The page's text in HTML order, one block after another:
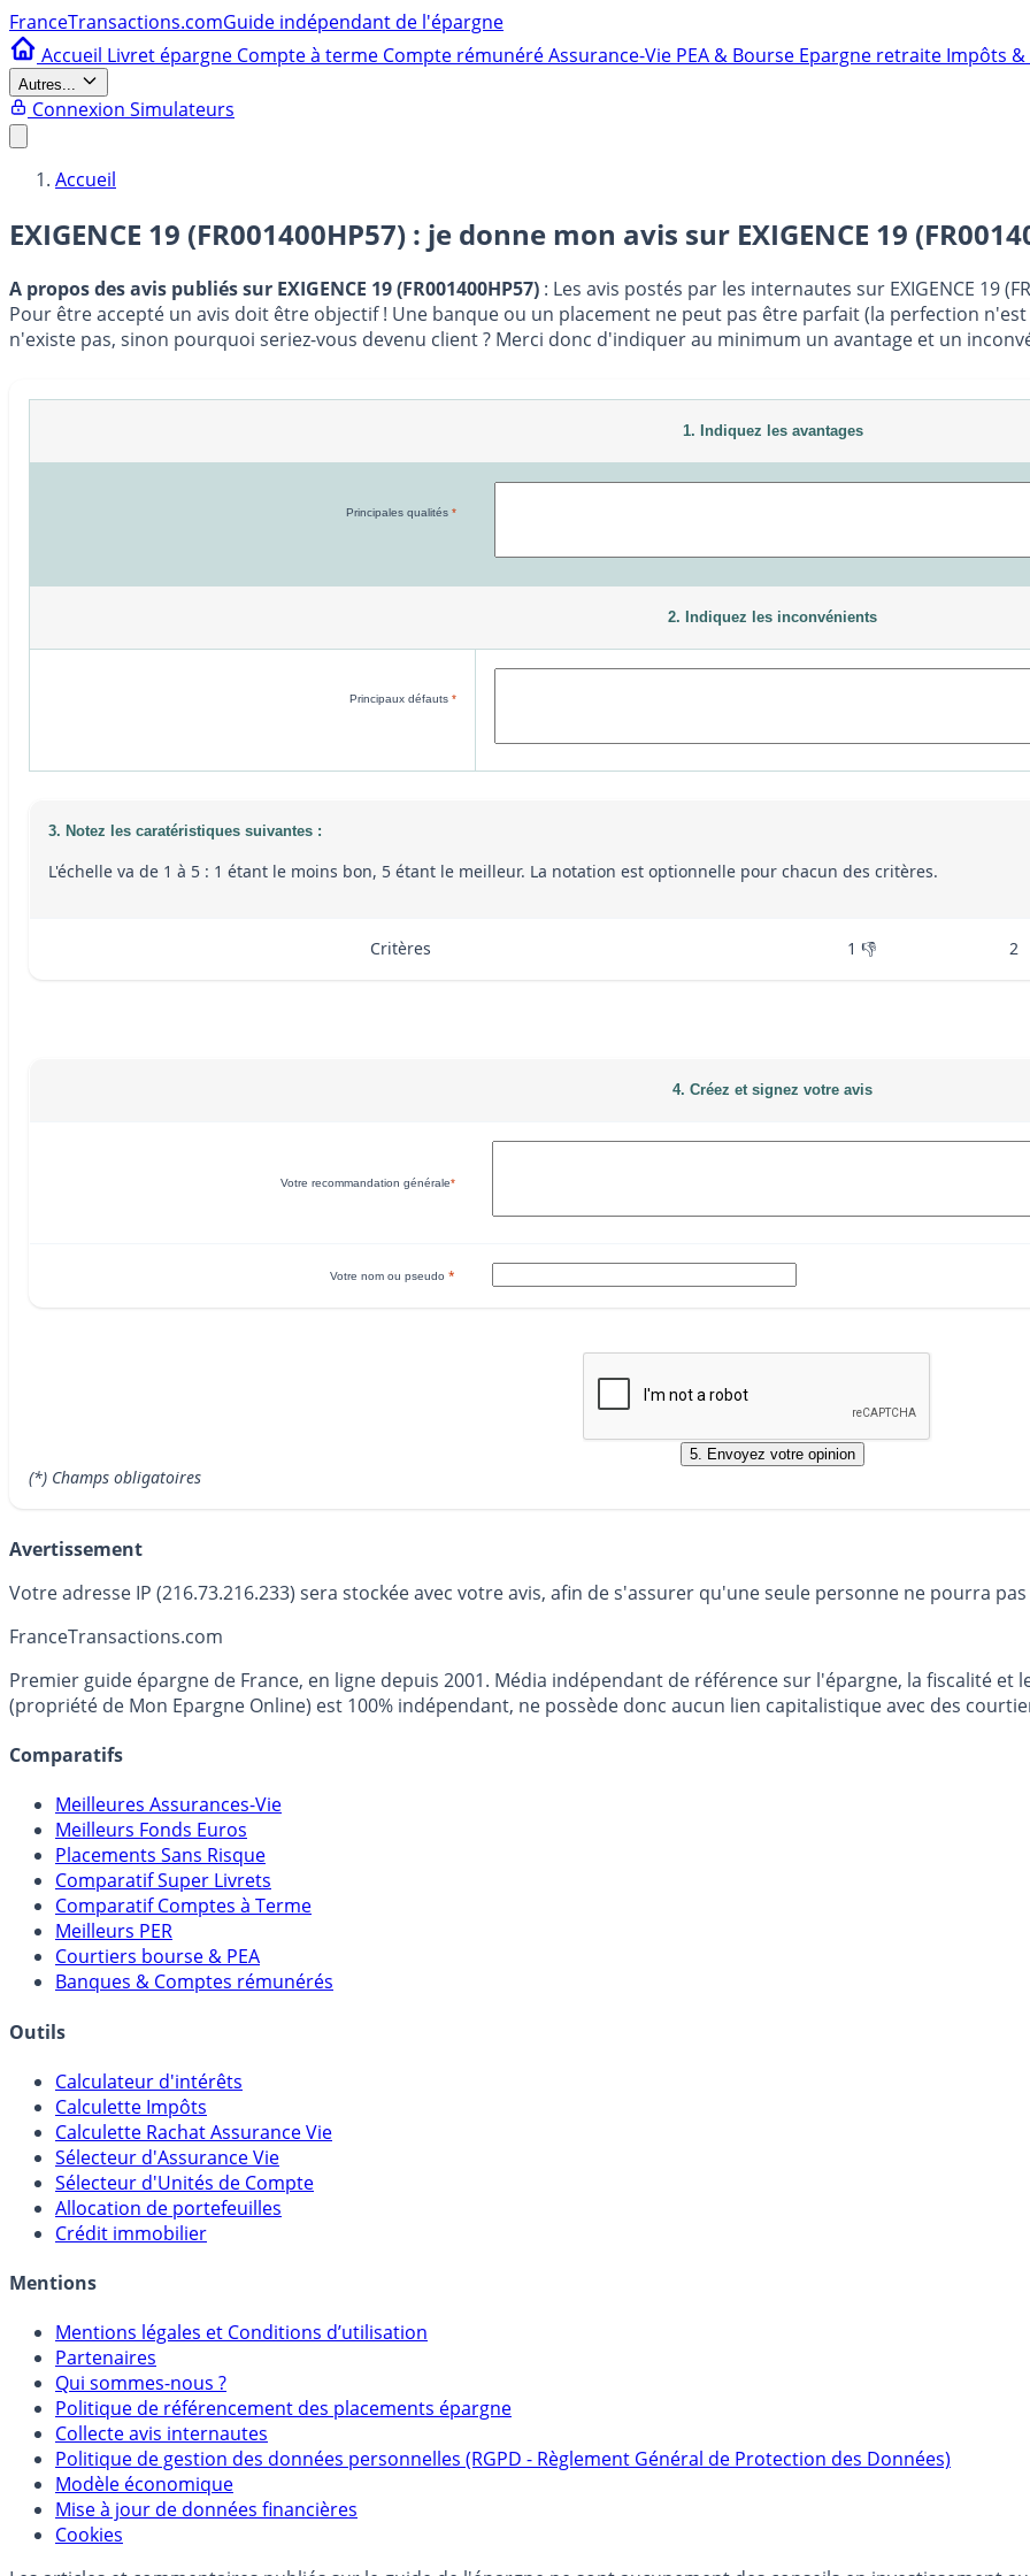
FranceTransactions.comGuide indépendant de l'épargne
Accueil Livret épargne Compte à terme Compte rémunéréAssurance-Vie PEA & Bourse Epargne retraite Impôts &
Autres...
Connexion Simulateurs
Accueil
EXIGENCE 19 (FR001400HP57) : je donne mon avis sur EXIGENCE 19
A propos des avis publiés sur EXIGENCE 19 (FR001400HP57) : Les avis postés par les internautes sur EXIGENCE 19
Pour être accepté un avis doit être objectif ! Une banque ou un placement ne peut pas être parfait (la perfection
n'existe pas, sinon pourquoi seriez-vous devenu client ? Merci donc d'indiquer au minimum un avantage et un
1. Indiquez les avantages
Principales qualités *
2. Indiquez les inconvénients
Principaux défauts *
3. Notez les caratéristiques suivantes :
L'échelle va de 1 à 5 : 1 étant le moins bon, 5 étant le meilleur. La notation est optionnelle pour chacun des critères.
Critères 1 👎 2
4. Créez et signez votre avis
Votre recommandation générale*
Votre nom ou pseudo *
(*) Champs obligatoires
Avertissement
Votre adresse IP (216.73.216.233) sera stockée avec votre avis, afin de s'assurer qu'une seule personne ne pourra
FranceTransactions.com
Premier guide épargne de France, en ligne depuis 2001. Média indépendant de référence sur l'épargne, la fiscalité
(propriété de Mon Epargne Online) est 100% indépendant, ne possède donc aucun lien capitalistique avec des
Comparatifs
Meilleures Assurances-Vie
Meilleurs Fonds Euros
Placements Sans Risque
Comparatif Super Livrets
Comparatif Comptes à Terme
Meilleurs PER
Courtiers bourse & PEA
Banques & Comptes rémunérés
Outils
Calculateur d'intérêts
Calculette Impôts
Calculette Rachat Assurance Vie
Sélecteur d'Assurance Vie
Sélecteur d'Unités de Compte
Allocation de portefeuilles
Crédit immobilier
Mentions
Mentions légales et Conditions d’utilisation
Partenaires
Qui sommes-nous ?
Politique de référencement des placements épargne
Collecte avis internautes
Politique de gestion des données personnelles (RGPD - Règlement Général de Protection des Données)
Modèle économique
Mise à jour de données financières
Cookies